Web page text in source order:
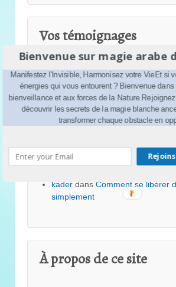
Vos témoignages
kaderdans Astuce pour la
DouniadansAstuce pour la
rabeledansAstuce pour la
kaderdansAstuce pour la
ismadansAstuce pour la chance
melinaSdansAstuce pour la
SalimdansLa magie en 2024
kaderdans
Comment avoir de la
kader dans Comment se libérer
simplement
À propos de ce site
Bienvenue sur magie arabe
Manifestez l'Invisible, Harmonisez votre VieEt si
énergies qui vous entourent ? Bienvenue
bienveillance et aux forces de la
découvrir les secrets de la magie blanche
transformer chaque obstacle en